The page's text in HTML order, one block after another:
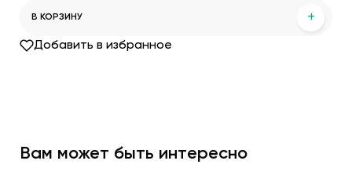
В КОРЗИНУ +
Добавить в избранное
Вам может быть интересно